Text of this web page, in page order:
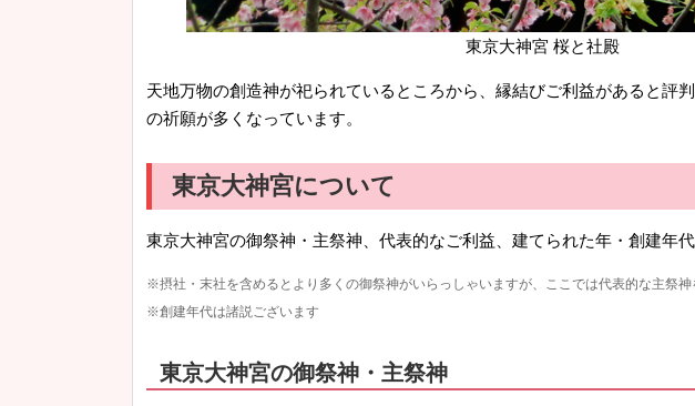
東京大神宮 桜と社殿
天地万物の創造神が祀られているところから、縁結びご利益があると評
の祈願が多くなっています。
東京大神宮について
東京大神宮の御祭神・主祭神、代表的なご利益、建てられた年・創建年代
※摂社・末社を含めるとより多くの御祭神がいらっしゃいますが、ここでは代表的な主祭神
※創建年代は諸説ございます
東京大神宮の御祭神・主祭神